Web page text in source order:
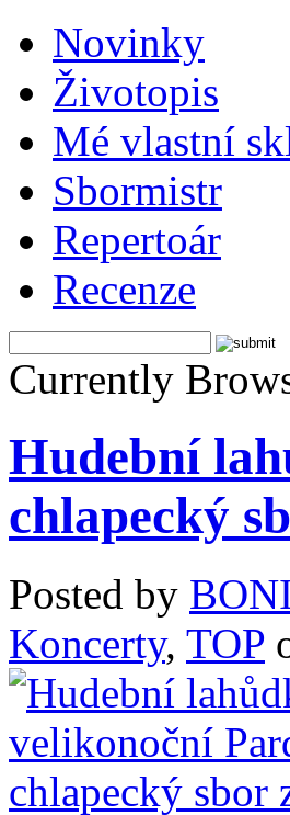
Novinky
Životopis
Mé vlastní
Sbormistr
Repertoár
Recenze
Currently
Hudební
chlapecký
Posted by
Koncerty, TOP